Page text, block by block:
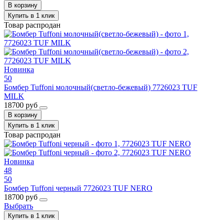
В корзину
Купить в 1 клик
Товар распродан
Новинка
50
Бомбер Tuffoni молочный(светло-бежевый) 7726023 TUF
MILK
18700 руб
В корзину
Купить в 1 клик
Товар распродан
Новинка
48
50
Бомбер Tuffoni черный 7726023 TUF NERO
18700 руб
Выбрать
Купить в 1 клик